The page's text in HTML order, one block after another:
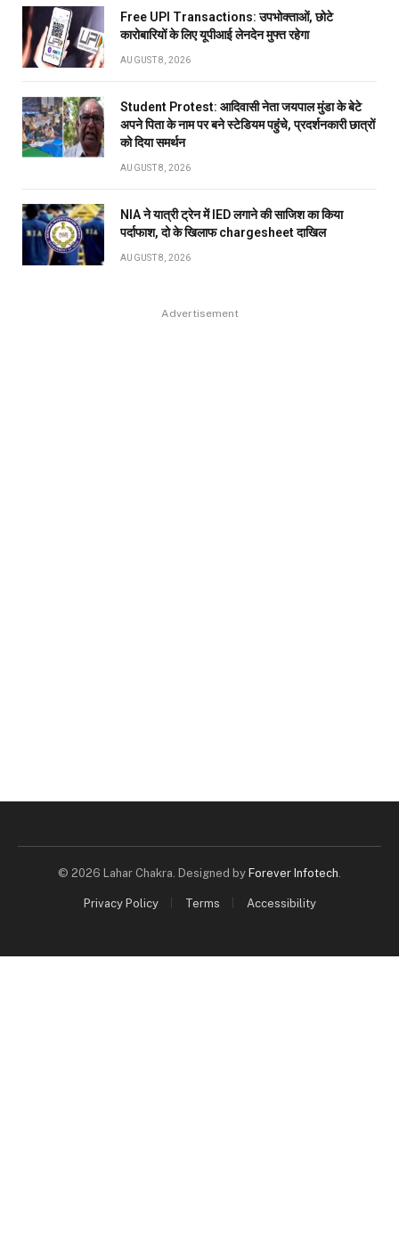
Free UPI Transactions: उपभोक्ताओं, छोटे
कारोबारियों के लिए यूपीआई लेनदेन मुफ्त रहेगा
AUGUST 8, 2026
Student Protest: आदिवासी नेता जयपाल मुंडा के बेटे
अपने पिता के नाम पर बने स्टेडियम पहुंंचे, प्रदर्शनकारी छात्रों
को दिया समर्थन
AUGUST 8, 2026
NIA ने यात्री ट्रेन में IED लगाने की साजिश का किया
पर्दाफाश, दो के खिलाफ chargesheet दाखिल
AUGUST 8, 2026
Advertisement
© 2026 Lahar Chakra. Designed by Forever Infotech
Privacy Policy Terms Accessibility